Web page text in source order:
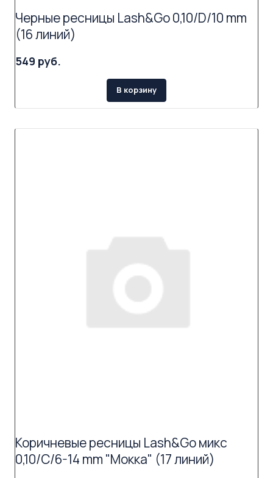
Черные ресницы Lash&Go 0,10/D/10 mm
(16 линий)
549 руб.
В корзину
Коричневые ресницы Lash&Go микс
0,10/C/6-14 mm "Мокка" (17 линий)